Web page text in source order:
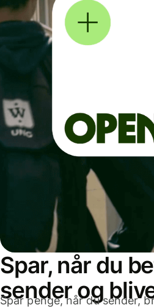
Spar, når du
sender og
Spar penge, når du sender,